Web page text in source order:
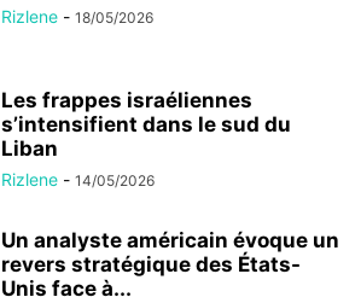
Rizlene - 18/05/2026
Les frappes israéliennes
s’intensifient dans le sud du
Liban
Rizlene - 14/05/2026
Un analyste américain évoque un
revers stratégique des États-
Unis face à...